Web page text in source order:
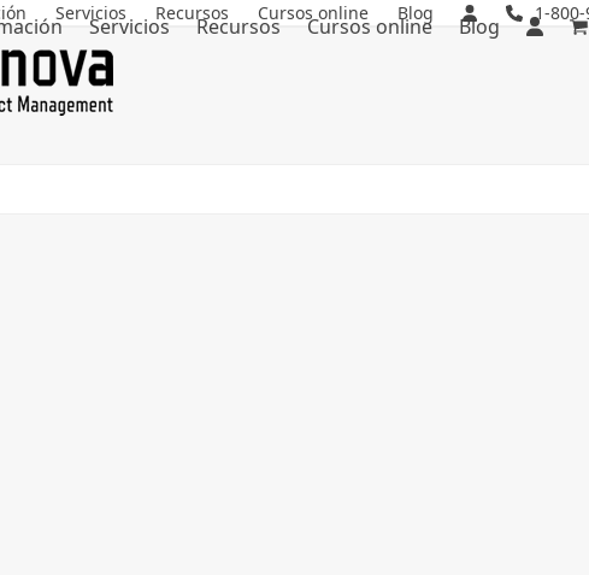
Servicios Recursos Cursos online Blog 1-
Servicios Recursos Cursos online Blog